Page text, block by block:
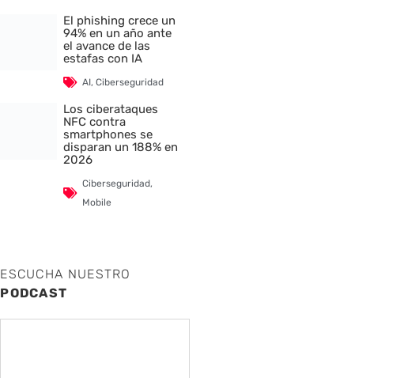
El phishing crece un
94% en un año ante
el avance de las
estafas con IA
AI,Ciberseguridad
Los ciberataques
NFC contra
smartphones se
disparan un 188% en
2026
Ciberseguridad,
Mobile
ESCUCHA NUESTRO
PODCAST